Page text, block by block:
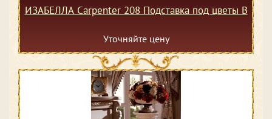
ИЗАБЕЛЛА Сarpenter 208 Подставка под цветы В
Уточняйте цену